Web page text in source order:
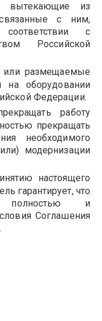
вытекающие из
с ним,
с
Российской
размещаемые
на оборудовании
Федерации.
работу
прекращать
необходимого
модернизации
настоящего
гарантирует, что
полностью и
Соглашения